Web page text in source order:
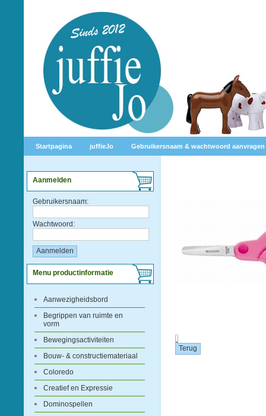
Startpagina juffieJo Gebruikersnaam & wachtwoord aanvragen
Aanmelden
Gebruikersnaam:
Wachtwoord:
Menu productinformatie
Aanwezigheidsbord
Begrippen van ruimte en
vorm
Bewegingsactiviteiten
Bouw- & constructiemateriaal
Coloredo
Creatief en Expressie
Dominospellen
.